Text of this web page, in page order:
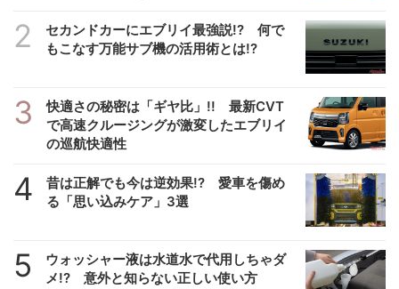
2
セカンドカーにエブリイ最強説!? 何で
もこなす万能サブ機の活用術とは!?
3
快適さの秘密は「ギヤ比」!! 最新CVT
で高速クルージングが激変したエブリイ
の巡航快適性
4
昔は正解でも今は逆効果!? 愛車を傷め
る「思い込みケア」3選
5
ウォッシャー液は水道水で代用しちゃダ
メ!? 意外と知らない正しい使い方